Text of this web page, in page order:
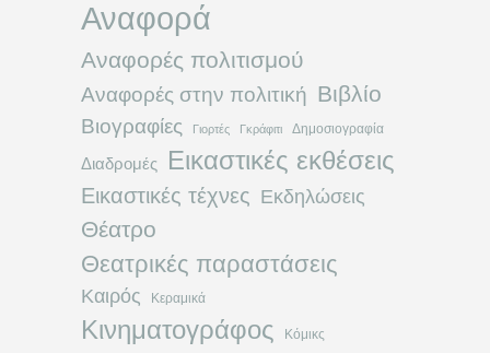
Αναφορά
Αναφορές πολιτισμού
Αναφορές στην πολιτική Βιβλίο
Βιογραφίες Γιορτές Γκράφιτι Δημοσιογραφία
Διαδρομές Εικαστικές εκθέσεις
Εικαστικές τέχνες Εκδηλώσεις
Θέατρο
Θεατρικές παραστάσεις
Καιρός Κεραμικά
Κινηματογράφος Κόμικς